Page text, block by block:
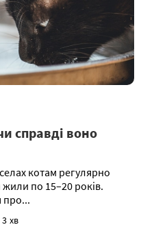
справді воно
котам регулярно
по 15–20 років.
про...
3 хв